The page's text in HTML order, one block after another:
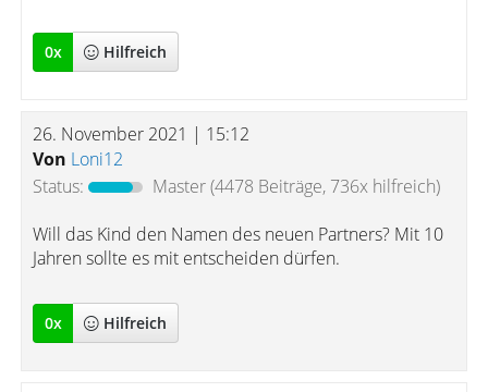
0x Hilfreich
26. November 2021 | 15:12
Von Loni12
Status:
Master(4478 Beiträge, 736x hilfreich)
Will das Kind den Namen des neuen Partners? Mit 10
Jahren sollte es mit entscheiden dürfen.
0x Hilfreich